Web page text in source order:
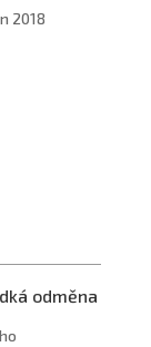
2018
odměna